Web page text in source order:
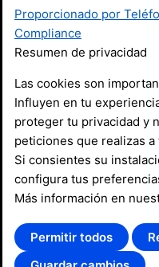
Proporcionado por
Compliance
Resumen de privacidad
Las cookies son
Influyen en tu
proteger tu privacidad y
peticiones que realizas a
Si consientes su
configura tus
Más información en
Permitir todos